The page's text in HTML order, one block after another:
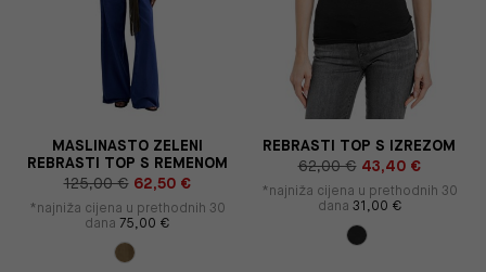
MASLINASTO ZELENI
REBRASTI TOP S REMENOM
125,00 € 62,50 €
*najniža cijena u prethodnih 30
dana 75,00 €
REBRASTI TOP S IZREZOM
62,00 € 43,40 €
*najniža cijena u prethodnih 30
dana 31,00 €